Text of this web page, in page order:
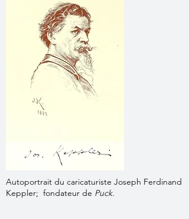
Autoportrait du caricaturiste Joseph Ferdinand
Keppler; fondateur de Puck.